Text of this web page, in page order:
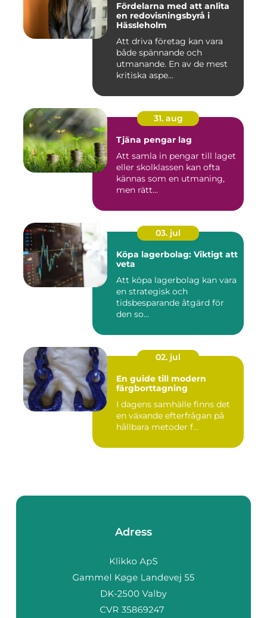
Fördelarna med att anlita
en redovisningsbyrå i
Hässleholm
Att driva företag kan vara
både spännande och
utmanande. En av de mest
kritiska aspe...
31. aug
Tjäna pengar lag
Att samla in pengar till laget
eller skolklassen kan ofta
kännas som en utmaning,
men rätt...
03. jul
Köpa lagerbolag: Viktigt att
veta
Att köpa lagerbolag kan vara
en strategisk och
tidsbesparande åtgärd för
den so...
02. jul
En guide till modern
färgborttagning
I dagens samhälle finns det
en växande efterfrågan på
hållbara metoder f...
Adress